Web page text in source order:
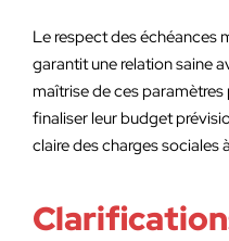
Le respect des échéances
garantit une relation saine
maîtrise de ces
finaliser leur budget
claire des charges sociales